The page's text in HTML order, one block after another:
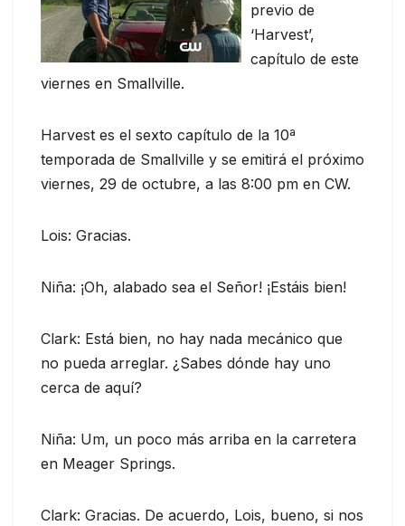
previo de
‘Harvest’,
capítulo de este
viernes en Smallville.
Harvest es el sexto capítulo de la 10ª
temporada de Smallville y se emitirá el próximo
viernes, 29 de octubre, a las 8:00 pm en CW.
Lois: Gracias.
Niña: ¡Oh, alabado sea el Señor! ¡Estáis bien!
Clark: Está bien, no hay nada mecánico que
no pueda arreglar. ¿Sabes dónde hay uno
cerca de aquí?
Niña: Um, un poco más arriba en la carretera
en Meager Springs.
Clark: Gracias. De acuerdo, Lois, bueno, si nos